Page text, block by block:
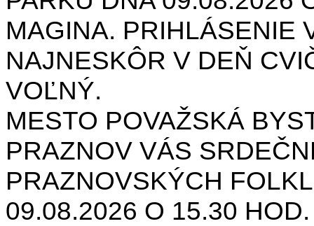
MAGINA. PRIHLÁSENIE
NAJNESKÔR V DEŇ
VOĽNÝ.
MESTO POVAŽSKÁ
PRAZNOV VÁS
PRAZNOVSKÝCH
09.08.2026 O 15.30